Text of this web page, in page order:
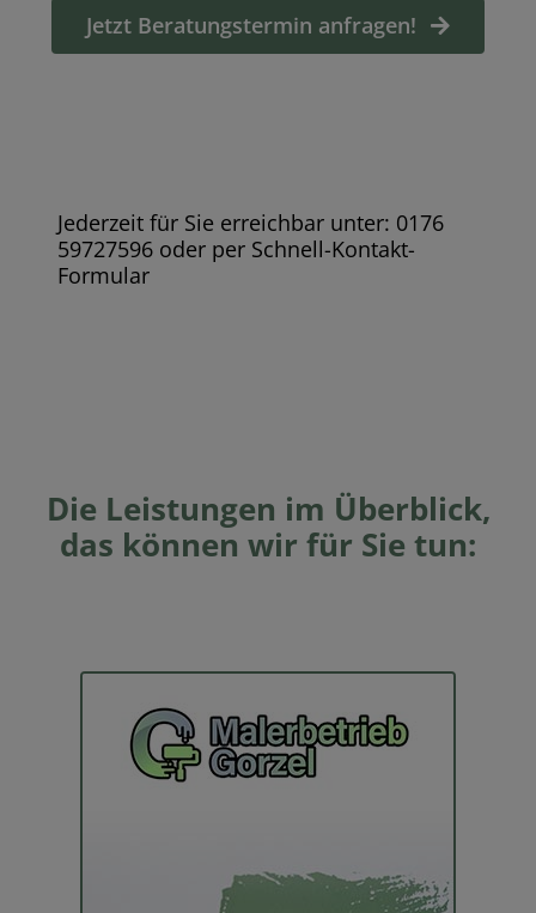
Jetzt Beratungstermin anfragen!
Jederzeit für Sie erreichbar unter: 0176
59727596 oder per Schnell-Kontakt-
Formular
Die Leistungen im Überblick,
das können wir für Sie tun: